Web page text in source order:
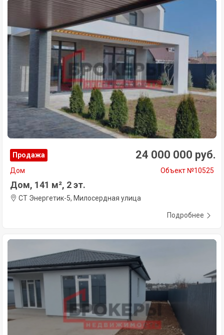
Продажа 24 000 000 руб.
Дом Объект №10525
Дом, 141 м², 2 эт.
СТ Энергетик-5, Милосердная улица
Подробнее